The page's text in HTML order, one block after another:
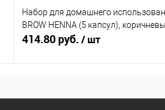
Набор для домашнего
BROW HENNA (5 капсул),
414.80 руб. / шт